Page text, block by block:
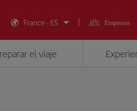
France - ES
Empresas
el viaje